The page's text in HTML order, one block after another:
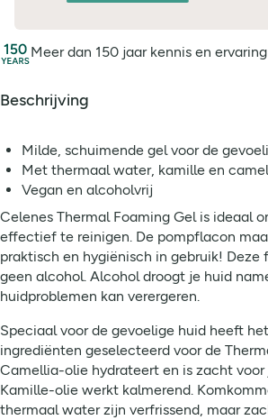
Meer dan 150 jaar kennis en ervaring
Beschrijving
Milde, schuimende gel voor de
Met thermaal water, kamille en
Vegan en alcoholvrij
Celenes Thermal Foaming Gel is ideaal
effectief te reinigen. De pompflacon
praktisch en hygiënisch in gebruik! Deze
geen alcohol. Alcohol droogt je huid
huidproblemen kan verergeren.
Speciaal voor de gevoelige huid heeft
ingrediënten geselecteerd voor de
Camellia-olie hydrateert en is zacht voor
Kamille-olie werkt kalmerend.
thermaal water zijn verfrissend, maar